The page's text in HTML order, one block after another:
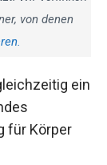
von denen
ein
für Körper